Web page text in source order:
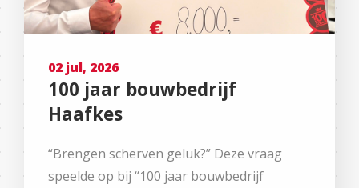
02 jul, 2026
100 jaar bouwbedrijf
Haafkes
“Brengen scherven geluk?” Deze vraag
speelde op bij “100 jaar bouwbedrijf